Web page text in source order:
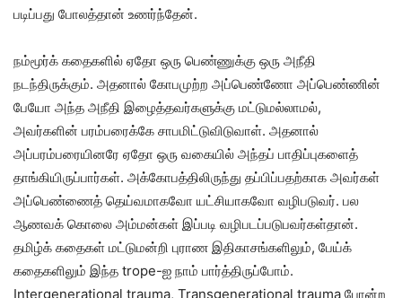
படிப்பது போலத்தான் உணர்ந்தேன்.
நம்மூர்க் கதைகளில் ஏதோ ஒரு பெண்ணுக்கு ஒரு அநீதி
நடந்திருக்கும். அதனால் கோபமுற்ற அப்பெண்ணோ அப்பெண்ணின்
பேயோ அந்த அநீதி இழைத்தவர்களுக்கு மட்டுமல்லாமல்,
அவர்களின் பரம்பரைக்கே சாபமிட்டுவிடுவாள். அதனால்
அப்பரம்பரையினரே ஏதோ ஒரு வகையில் அந்தப் பாதிப்புகளைத்
தாங்கியிருப்பார்கள். அக்கோபத்திலிருந்து தப்பிப்பதற்காக அவர்கள்
அப்பெண்ணைத் தெய்வமாகவோ யட்சியாகவோ வழிபடுவர். பல
ஆணவக் கொலை அம்மன்கள் இப்படி வழிபடப்படுபவர்கள்தான்.
தமிழ்க் கதைகள் மட்டுமன்றி புராண இதிகாசங்களிலும், பேய்க்
கதைகளிலும் இந்த trope-ஐ நாம் பார்த்திருப்போம்.
Intergenerational trauma, Transgenerational trauma போன்ற